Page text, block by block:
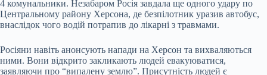
4 комунальники. Незабаром Росія завдала ще одного удару по
Центральному району Херсона, де безпілотник уразив автобус,
внаслідок чого водій потрапив до лікарні з травмами.
Росіяни навіть анонсують напади на Херсон та вихваляються
ними. Вони відкрито закликають людей евакуюватися,
заявляючи про “випалену землю”. Присутність людей є